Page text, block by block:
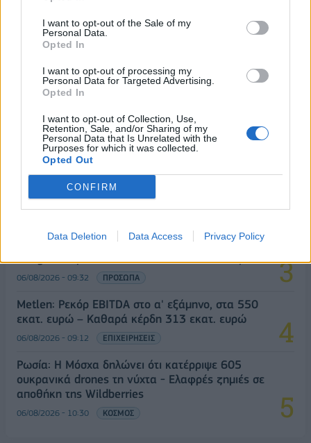
I want to opt-out of the Sale of my
Personal Data.
Opted In
I want to opt-out of processing my
Personal Data for Targeted Advertising.
Opted In
I want to opt-out of Collection, Use,
Retention, Sale, and/or Sharing of my
Personal Data that Is Unrelated with the
Purposes for which it was collected.
Opted Out
CONFIRM
Data Deletion Data Access Privacy Policy
ΔΗΜΟΦΙΛΗ
σειρά δεικτών FTSE4Good
06/08/2026 - 14:40 ESG
Β.Σ. Καρούλιας: Τζίρος 98,7 εκατ. ευρώ και
αύξηση κερδών 57% - Τα νέα στοιχήματα σε low
& non alcohol
Ο Demis Hassabis αναλαμβάνει Πρόεδρος της
06/08/2026 - 09:32 ΠΡΟΣΩΠΑ
Metlen: Ρεκόρ EBITDA στο α' εξάμηνο, στα 550
εκατ. ευρώ – Καθαρά κέρδη 313 εκατ. ευρώ
06/08/2026 - 09:12 ΕΠΙΧΕΙΡΗΣΕΙΣ
Ρωσία: Η Μόσχα δηλώνει ότι κατέρριψε 605
ουκρανικά drones τη νύχτα - Ελαφρές ζημιές σε
αποθήκη της Wildberries
06/08/2026 - 10:30 ΚΟΣΜΟΣ